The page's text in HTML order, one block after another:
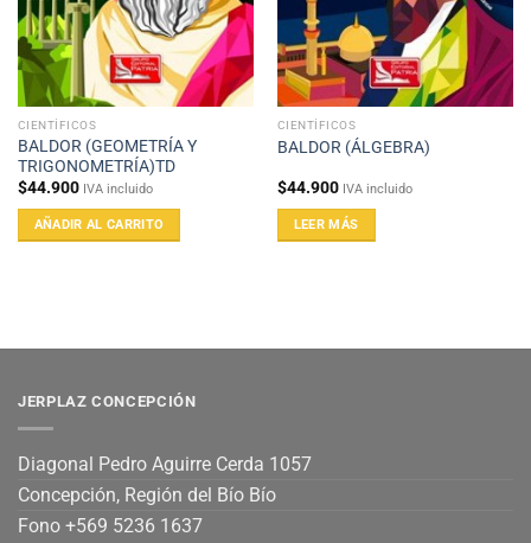
CIENTÍFICOS
BALDOR (GEOMETRÍA Y
TRIGONOMETRÍA)TD
$44.900 IVA incluido
AÑADIR AL CARRITO
CIENTÍFICOS
BALDOR (ÁLGEBRA)
$44.900 IVA incluido
LEER MÁS
JERPLAZ CONCEPCIÓN
Diagonal Pedro Aguirre Cerda 1057
Concepción, Región del Bío Bío
Fono +569 5236 1637